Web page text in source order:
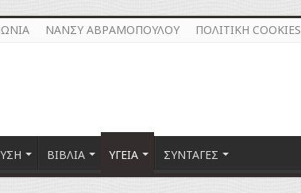
ΝΑΝΣΥ ΑΒΡΑΜΟΠΟΥΛΟΥ ΠΟΛΙΤΙΚΗ COOKIES
ΒΙΒΛΙΑ ΥΓΕΙΑ ΣΥΝΤΑΓΕΣ